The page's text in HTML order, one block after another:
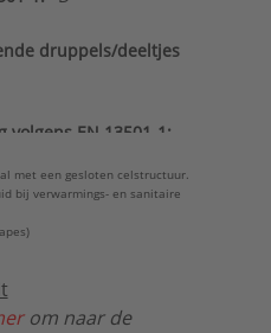
druppels/deeltjes
volgens EN 13501-1:
met een gesloten celstructuur.
bij verwarmings- en sanitaire
om naar de